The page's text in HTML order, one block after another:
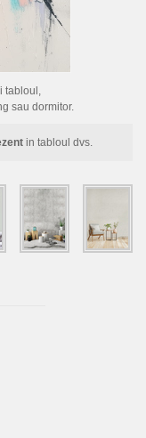
tabloul,
sau dormitor.
in tabloul dvs.